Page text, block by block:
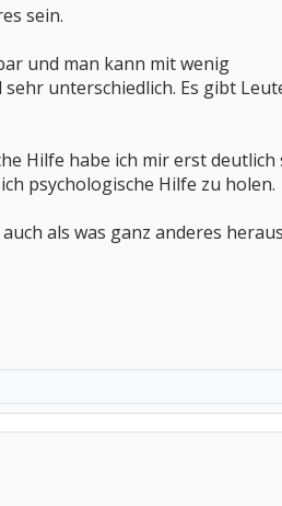
sein.
und man kann mit wenig
sehr unterschiedlich. Es gibt
Hilfe habe ich mir erst
psychologische Hilfe zu holen.
als was ganz anderes